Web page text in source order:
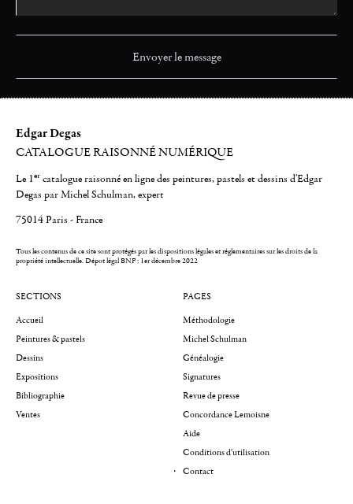
Edgar Degas
CATALOGUE RAISONNÉ NUMÉRIQUE
Le 1er catalogue raisonné en ligne des peintures, pastels et dessins d'Edgar
Degas par Michel Schulman, expert
75014 Paris - France
Tous les contenus de ce site sont protégés par les dispositions légales et réglementaires sur les droits de la
propriété intellectuelle.Dépot légal BNF : 1er décembre 2022
SECTIONS
Accueil
Peintures & pastels
Dessins
Expositions
Bibliographie
Ventes
PAGES
Méthodologie
Michel Schulman
Généalogie
Signatures
Revue de presse
Concordance Lemoisne
Aide
Conditions d'utilisation
Contact